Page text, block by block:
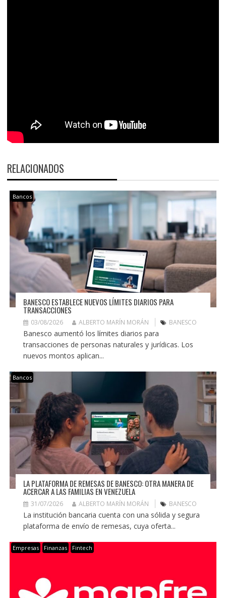
RELACIONADOS
Bancos
BANESCO ESTABLECE NUEVOS LÍMITES DIARIOS PARA
TRANSACCIONES
03/08/2026 ALBERTO MARÍN MORÁN BANESCO
Banesco aumentó los límites diarios para
transacciones de personas naturales y jurídicas. Los
nuevos montos aplican...
Bancos
LA PLATAFORMA DE REMESAS DE BANESCO: OTRA MANERA DE
ACERCAR A LAS FAMILIAS EN VENEZUELA
31/07/2026 ALBERTO MARÍN MORÁN BANESCO
La institución bancaria cuenta con una sólida y segura
plataforma de envío de remesas, cuya oferta...
Empresas Finanzas Fintech